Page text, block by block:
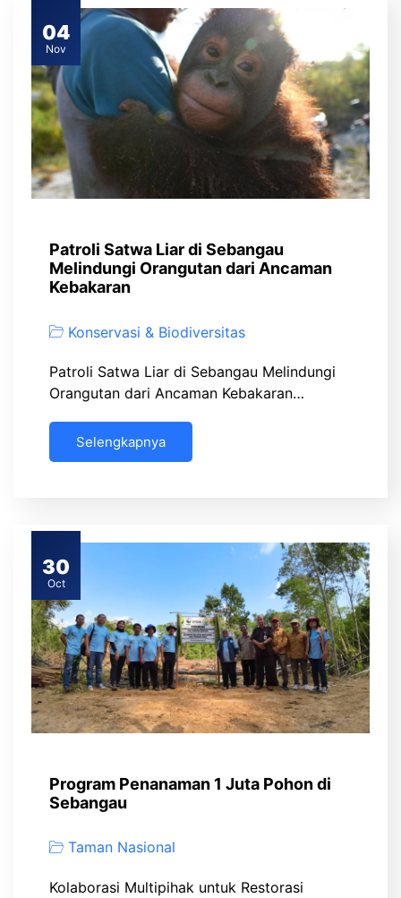
04
Nov
Patroli Satwa Liar di Sebangau
Melindungi Orangutan dari Ancaman
Kebakaran
Konservasi & Biodiversitas
Patroli Satwa Liar di Sebangau Melindungi
Orangutan dari Ancaman Kebakaran…
Selengkapnya
30
Oct
Program Penanaman 1 Juta Pohon di
Sebangau
Taman Nasional
Kolaborasi Multipihak untuk Restorasi